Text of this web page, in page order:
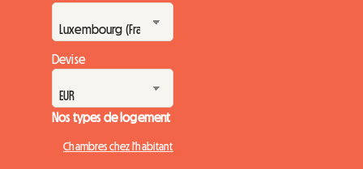
Devise
Nos types de logement
Chambres chez l'habitant